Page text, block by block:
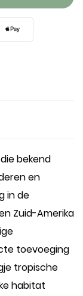
bekend
en
in de
Zuid-Amerika
toevoeging
tropische
habitat